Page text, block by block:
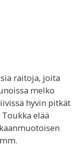
raitoja, joita
melko
hyvin pitkät
elää